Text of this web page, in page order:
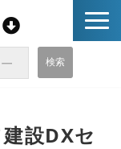
設DXセ